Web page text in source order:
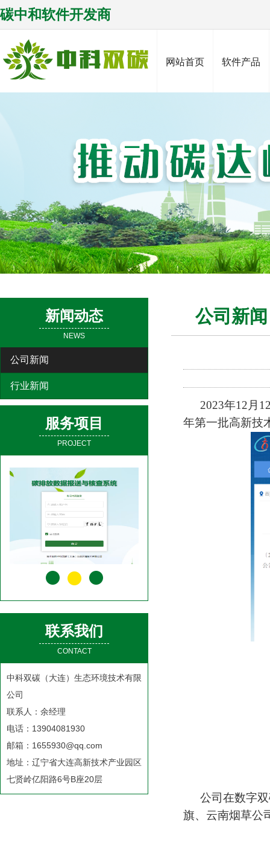
碳中和软件开发商
网站首页 软件产品
新闻动态
NEWS
公司新闻
行业新闻
服务项目
PROJECT
联系我们
CONTACT
中科双碳（大连）生态环境技术有限
公司
联系人：余经理
电话：13904081930
邮箱：1655930@qq.com
地址：辽宁省大连高新技术产业园区
七贤岭亿阳路6号B座20层
公司新闻
2023年12月
年第一批高新技
公司在数字
旗、云南烟草公